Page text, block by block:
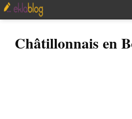
Châtillonnais en